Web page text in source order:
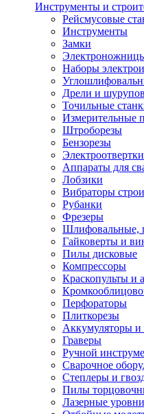
Инструменты и
Рейсмусовые
Инструменты
Замки
Наборы
Дрели и
Точильные
Измерительные
Штроборезы
Бензорезы
Электроотвертки
Аппараты для
Лобзики
Вибраторы
Рубанки
Фрезеры
Шлифовальные,
Гайковерты и
Пилы дисковые
Компрессоры
Краскопульты и
Перфораторы
Плиткорезы
Аккумуляторы и
Граверы
Ручной
Сварочное
Степлеры и
Пилы
Лазерные